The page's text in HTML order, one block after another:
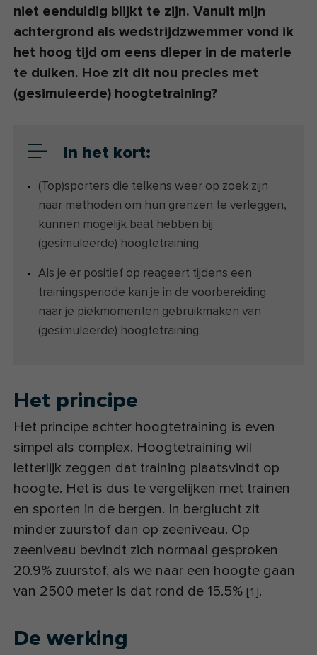
niet eenduidig blijkt te zijn. Vanuit mijn
achtergrond als wedstrijdzwemmer vond ik
het hoog tijd om eens dieper in de materie
te duiken. Hoe zit dit nou precies met
(gesimuleerde) hoogtetraining?
In het kort:
(Top)sporters die telkens weer op zoek zijn
naar methoden om hun grenzen te verleggen,
kunnen mogelijk baat hebben bij
(gesimuleerde) hoogtetraining.
Als je er positief op reageert tijdens een
trainingsperiode kan je in de voorbereiding
naar je piekmomenten gebruikmaken van
(gesimuleerde) hoogtetraining.
Het principe
Het principe achter hoogtetraining is even
simpel als complex. Hoogtetraining wil
letterlijk zeggen dat training plaatsvindt op
hoogte. Het is dus te vergelijken met trainen
en sporten in de bergen. In berglucht zit
minder zuurstof dan op zeeniveau. Op
zeeniveau bevindt zich normaal gesproken
20.9% zuurstof, als we naar een hoogte gaan
van 2500 meter is dat rond de 15.5% [1].
De werking